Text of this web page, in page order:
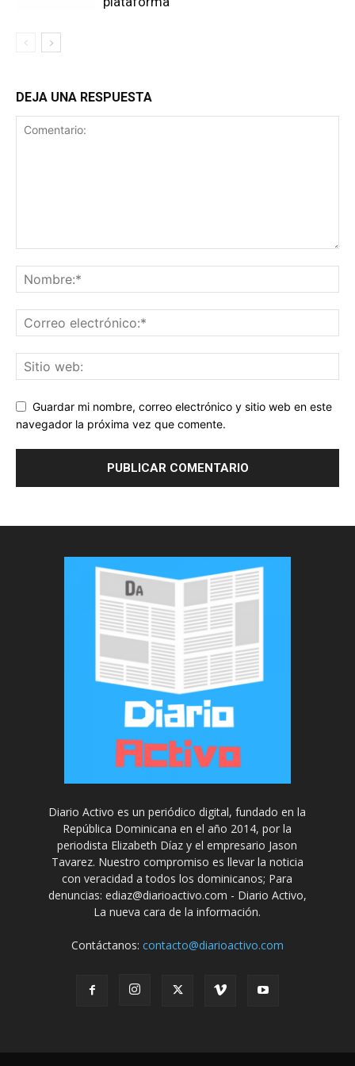
DEJA UNA RESPUESTA
Guardar mi nombre, correo electrónico y sitio web en este
navegador la próxima vez que comente.
Diario Activo es un periódico digital, fundado en la
República Dominicana en el año 2014, por la
periodista Elizabeth Díaz y el empresario Jason
Tavarez. Nuestro compromiso es llevar la noticia
con veracidad a todos los dominicanos; Para
denuncias: ediaz@diarioactivo.com - Diario Activo,
La nueva cara de la información.
Contáctanos: contacto@diarioactivo.com